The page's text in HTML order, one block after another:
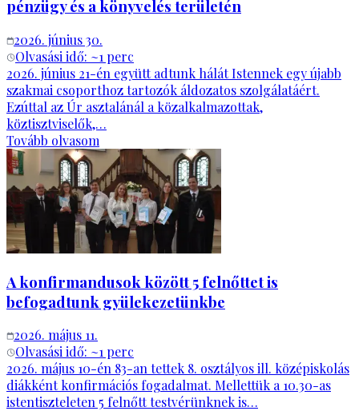
pénzügy és a könyvelés területén
2026. június 30.
Olvasási idő: ~1 perc
2026. június 21-én együtt adtunk hálát Istennek egy újabb
szakmai csoporthoz tartozók áldozatos szolgálatáért.
Ezúttal az Úr asztalánál a közalkalmazottak,
köztisztviselők,…
Tovább olvasom
A konfirmandusok között 5 felnőttet is
befogadtunk gyülekezetünkbe
2026. május 11.
Olvasási idő: ~1 perc
2026. május 10-én 83-an tettek 8. osztályos ill. középiskolás
diákként konfirmációs fogadalmat. Mellettük a 10.30-as
istentiszteleten 5 felnőtt testvérünknek is…